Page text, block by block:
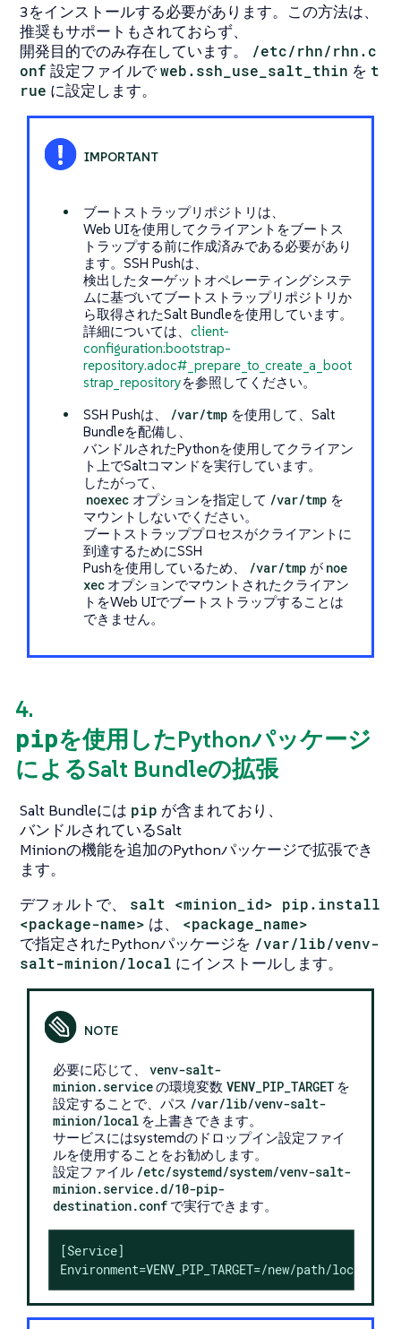
3をインストールする必要があります。この方法は、
推奨もサポートもされておらず、
開発目的でのみ存在しています。
/etc/rhn/rhn.c
onf 設定ファイルでweb.ssh_use_salt_thin を t
rue に設定します。
ブートストラップリポジトリは、
Web UIを使用してクライアントをブートス
トラップする前に作成済みである必要があり
ます。SSH Pushは、
検出したターゲットオペレーティングシステ
ムに基づいてブートストラップリポジトリか
ら取得されたSalt Bundleを使用しています。
詳細については、 client-
configuration:bootstrap-
repository.adoc#_prepare_to_create_a_boot
strap_repositoryを参照してください。
SSH Pushは、
/var/tmp を使用して、Salt
Bundleを配備し、
バンドルされたPythonを使用してクライアン
ト上でSaltコマンドを実行しています。
したがって、
noexec オプションを指定して /var/tmp を
マウントしないでください。
ブートストラッププロセスがクライアントに
到達するためにSSH
Pushを使用しているため、
/var/tmp が noe
xec オプションでマウントされたクライアン
トをWeb UIでブートストラップすることは
できません。
4.
pipを使用したPythonパッケージ
によるSalt Bundleの拡張
Salt Bundleには pip が含まれており、
バンドルされているSalt
Minionの機能を追加のPythonパッケージで拡張でき
ます。
デフォルトで、
salt <minion_id> pip.install
<package-name> は、 <package_name>
で指定されたPythonパッケージを /var/lib/venv-
salt-minion/local にインストールします。
必要に応じて、
venv-salt-
minion.serviceの環境変数 VENV_PIP_TARGET を
設定することで、パス /var/lib/venv-salt-
minion/local を上書きできます。
サービスにはsystemdのドロップイン設定ファイ
ルを使用することをお勧めします。
設定ファイル /etc/systemd/system/venv-salt-
minion.service.d/10-pip-
destination.conf で実行できます。
[Service]
Environment=VENV_PIP_TARGET=/new/path/local/